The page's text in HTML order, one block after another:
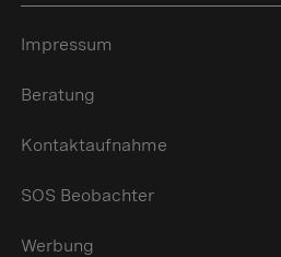
Impressum
Beratung
Kontaktaufnahme
SOS Beobachter
Werbung